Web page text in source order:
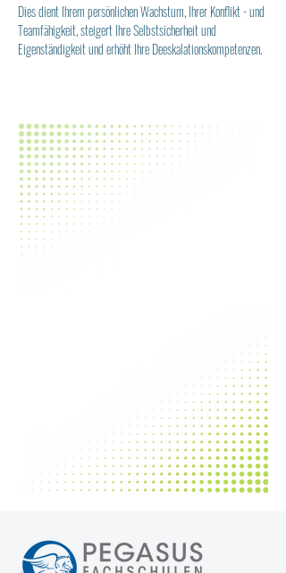
Dies dient Ihrem persönlichen Wachstum, Ihrer Konflikt - und
Teamfähigkeit, steigert Ihre Selbstsicherheit und
Eigenständigkeit und erhöht Ihre Deeskalationskompetenzen.